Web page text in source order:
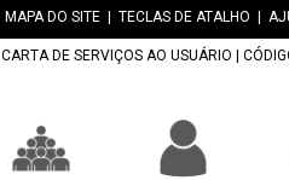
MAPA DO SITE TECLAS DE ATALHO
CARTA DE SERVIÇOS AO USUÁRIO